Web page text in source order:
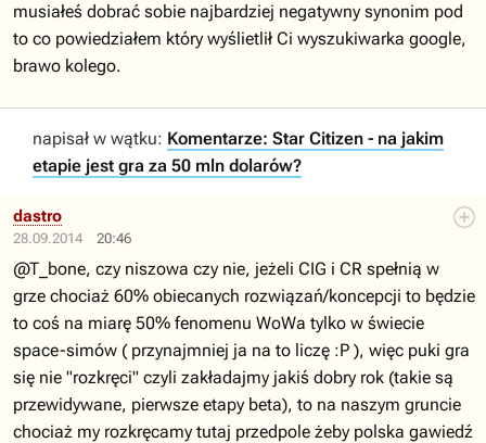
musiałeś dobrać sobie najbardziej negatywny synonim pod
to co powiedziałem który wyślietlił Ci wyszukiwarka google,
brawo kolego.
napisał w wątku: Komentarze: Star Citizen - na jakim
etapie jest gra za 50 mln dolarów?
28.09.2014 20:46
dastro
@T_bone, czy niszowa czy nie, jeżeli CIG i CR spełnią w
grze chociaż 60% obiecanych rozwiązań/koncepcji to będzie
to coś na miarę 50% fenomenu WoWa tylko w świecie
space-simów ( przynajmniej ja na to liczę :P ), więc puki gra
się nie "rozkręci" czyli zakładajmy jakiś dobry rok (takie są
przewidywane, pierwsze etapy beta), to na naszym gruncie
chociaż my rozkręcamy tutaj przedpole żeby polska gawiedź